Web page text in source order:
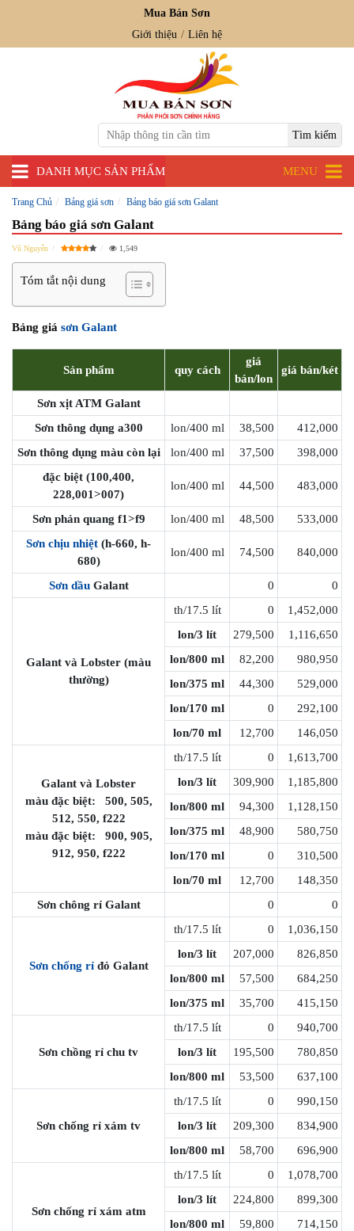
Mua Bán Sơn
Giới thiệu
Liên hệ
DANH MỤC SẢN PHẨM MENU
Trang Chủ Bảng giá sơn Bảng báo giá sơn Galant
Bảng báo giá sơn Galant
Vũ Nguyễn 1,549
Tóm tắt nội dung
Bảng giá sơn Galant
Sản phẩm quy cách
giá
bán/lon
giá bán/két
Sơn xịt ATM Galant
Sơn thông dụng a300
lon/400 ml 38,500
412,000
Sơn thông dụng màu còn lại
lon/400 ml 37,500
398,000
đặc biệt (100,400,
228,001>007)
lon/400 ml 44,500 483,000
Sơn phản quang f1>f9 lon/400 ml 48,500
533,000
Sơn chịu nhiệt (h-660, h-
680)
lon/400 ml 74,500 840,000
Sơn dầuGalant 0 0
Galant và Lobster (màu
thường)
th/17.5 lít 0
1,452,000
lon/3 lít
279,500
1,116,650
lon/800 ml
82,200
980,950
lon/375 ml
44,300
529,000
lon/170 ml
0
292,100
lon/70 ml
12,700 146,050
Galant và Lobster
màu đặc biệt: 500, 505,
512, 550, f222
màu đặc biệt: 900, 905,
912, 950, f222
th/17.5 lít 0
1,613,700
lon/3 lít
309,900
1,185,800
lon/800 ml
94,300
1,128,150
lon/375 ml
48,900
580,750
lon/170 ml
0
310,500
lon/70 ml
12,700
148,350
Sơn chông rỉ Galant
0 0
Sơn chống rỉđỏ Galant
th/17.5 lít 0
1,036,150
lon/3 lít
207,000
826,850
lon/800 ml
57,500
684,250
lon/375 ml
35,700 415,150
Sơn chồng rỉ chu tv
th/17.5 lít 0
940,700
lon/3 lít
195,500
780,850
lon/800 ml
53,500 637,100
Sơn chống rỉ xám tv
th/17.5 lít 0
990,150
lon/3 lít
209,300
834,900
lon/800 ml
58,700 696,900
Sơn chống rỉ xám atm
th/17.5 lít 0
1,078,700
lon/3 lít
224,800
899,300
lon/800 ml
59,800
714,150